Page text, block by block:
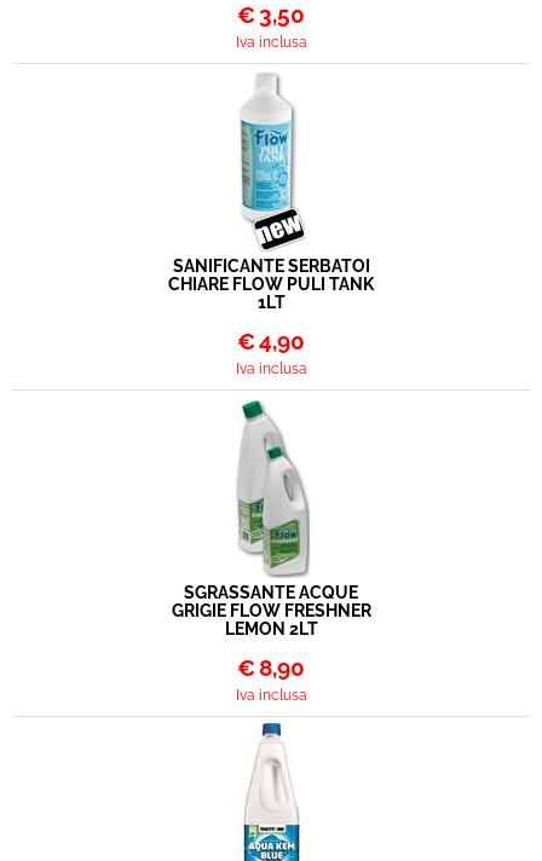
€ 3,50
Iva inclusa
SANIFICANTE SERBATOI
CHIARE FLOW PULI TANK
1LT
€4,90
Iva inclusa
SGRASSANTE ACQUE
GRIGIE FLOW FRESHNER
LEMON 2LT
€8,90
Iva inclusa